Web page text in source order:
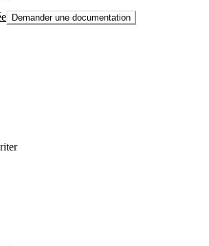
Demander une documentation